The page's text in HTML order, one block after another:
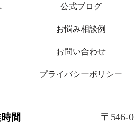
公式ブログ
お悩み相談例
お問い合わせ
プライバシーポリシー
間
〒546-